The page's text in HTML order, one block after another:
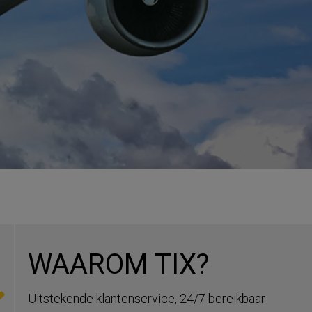
WAAROM TIX?
Uitstekende klantenservice, 24/7 bereikbaar